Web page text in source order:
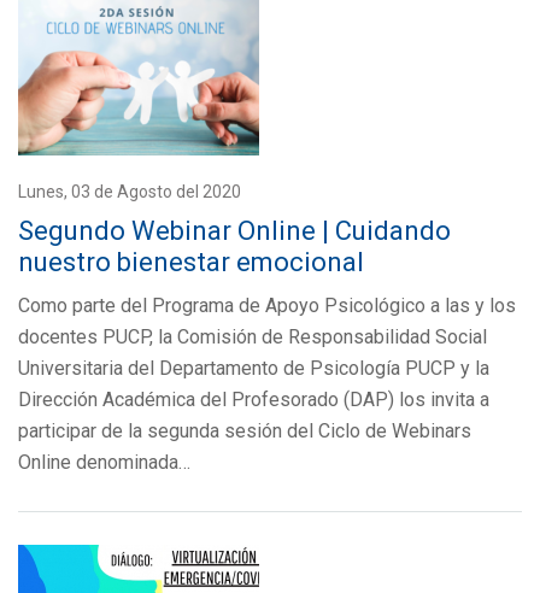
Lunes, 03 de Agosto del 2020
Segundo Webinar Online | Cuidando
nuestro bienestar emocional
Como parte del Programa de Apoyo Psicológico a las y los
docentes PUCP, la Comisión de Responsabilidad Social
Universitaria del Departamento de Psicología PUCP y la
Dirección Académica del Profesorado (DAP) los invita a
participar de la segunda sesión del Ciclo de Webinars
Online denominada…